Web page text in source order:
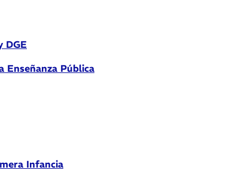
DGE
Enseñanza Pública
Infancia